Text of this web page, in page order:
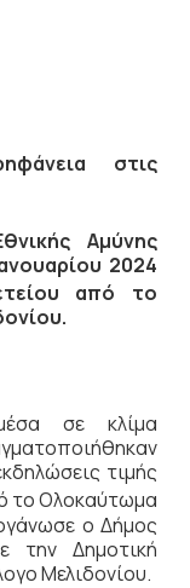
στις
Αμύνης
2024
από το
σε κλίμα
τιμής
το Ολοκαύτωμα
ο Δήμος
την Δημοτική
Μελιδονίου.